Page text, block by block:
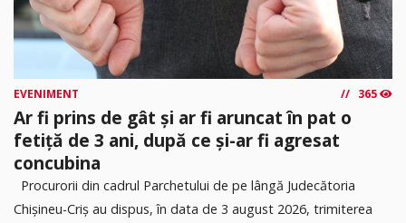
EVENIMENT 365
Ar fi prins de gât și ar fi aruncat în pat o
fetiță de 3 ani, după ce și-ar fi agresat
concubina
Procurorii din cadrul Parchetului de pe lângă Judecătoria
Chișineu-Criș au dispus, în data de 3 august 2026, trimiterea